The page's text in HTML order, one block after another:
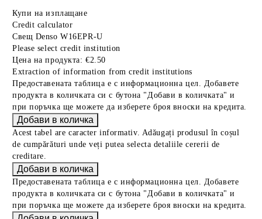
Купи на изплащане
Credit calculator
Свещ Denso W16EPR-U
Please select credit institution
Цена на продукта: €2.50
Extraction of information from credit institutions
Предоставената таблица е с информационна цел. Добавете
продукта в количката си с бутона "Добави в количката" и
при поръчка ще можете да изберете броя вноски на кредита.
Acest tabel are caracter informativ. Adăugați produsul în coșul
de cumpărături unde veți putea selecta detaliile cererii de
creditare.
Предоставената таблица е с информационна цел. Добавете
продукта в количката си с бутона "Добави в количката" и
при поръчка ще можете да изберете броя вноски на кредита.